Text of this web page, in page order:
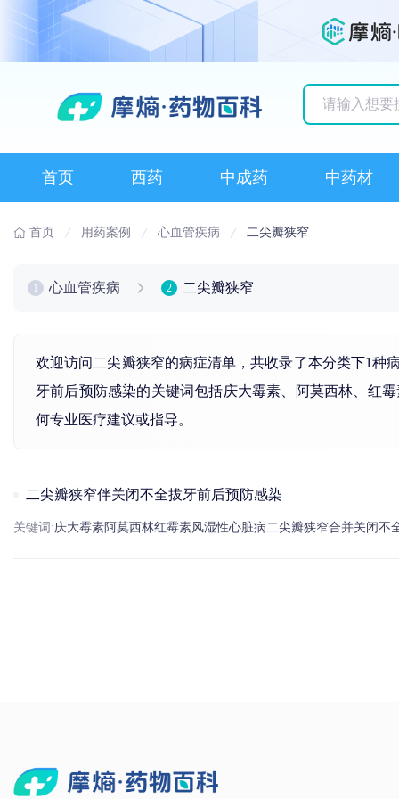
首页 西药 中成药 中药材
首页 用药案例 心血管疾病 二尖瓣狭窄
心血管疾病 2 二尖瓣狭窄
欢迎访问二尖瓣狭窄的病症清单，共收录了本分类下1种
牙前后预防感染的关键词包括庆大霉素 阿莫西林
红霉
何专业医疗建议或指导。
二尖瓣狭窄伴关闭不全拔牙前后预防感染
关键词:庆大霉素阿莫西林红霉素风湿性心脏病二尖瓣狭窄合并关闭不